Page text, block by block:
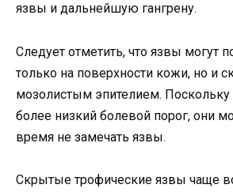
язвы и дальнейшую гангрену.
Следует отметить, что язвы могут
только на поверхности кожи, но и
мозолистым эпителием. Поскольку
более низкий болевой порог, они
время не замечать язвы.
Скрытые трофические язвы чаще